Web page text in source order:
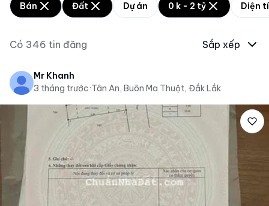
Bán Đất Dự án 0 k - 2 tỷ Diện
Có 346 tin đăng Sắp xếp
Mr Khanh
3 tháng trước·Tân An, Buôn Ma Thuột, Đắk Lắk